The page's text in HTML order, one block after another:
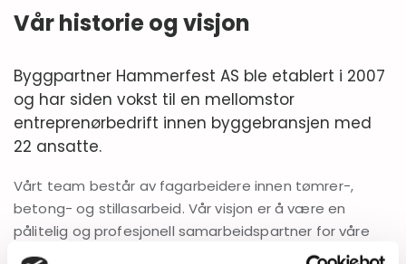
Vår historie og visjon
Byggpartner Hammerfest AS ble etablert i 2007
og har siden vokst til en mellomstor
entreprenørbedrift innen byggebransjen med
22 ansatte.
Vårt team består av fagarbeidere innen tømrer-,
betong- og stillasarbeid. Vår visjon er å være en
pålitelig og profesjonell samarbeidspartner for våre
kunder, og levere kvalitetsarbeid og gode løsninger for